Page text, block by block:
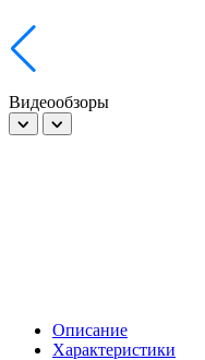
Видеообзоры
Описание
Характеристики